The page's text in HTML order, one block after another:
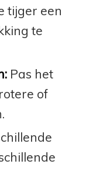
tijger een
te
Pas het
of